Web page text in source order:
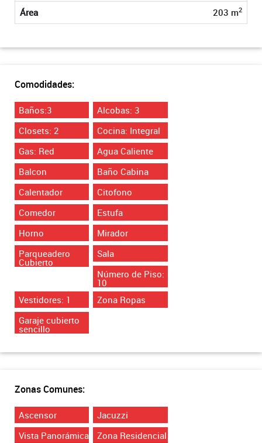
Área 203 m2
Comodidades:
Baños:3
Alcobas: 3
Closets: 2
Cocina: Integral
Gas: Red
Agua Caliente
Balcon
Baño Cabina
Calentador
Citofono
Comedor
Estufa
Horno
Mirador
Parqueadero
Cubierto
Sala
Número de Piso:
10
Vestidores: 1
Zona Ropas
Garaje cubierto
sencillo
Zonas Comunes:
Ascensor
Jacuzzi
Vista Panorámica
Zona Residencial